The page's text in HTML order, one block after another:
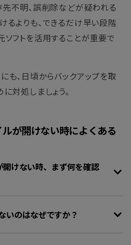
先不明、誤削除などが疑われる
るよりも、できるだけ早い段階
ソフトを活用することが重要で
も、日頃からバックアップを取
対処しましょう。
が開けない時によくある
けない時、まず何を確認
いのはなぜですか？